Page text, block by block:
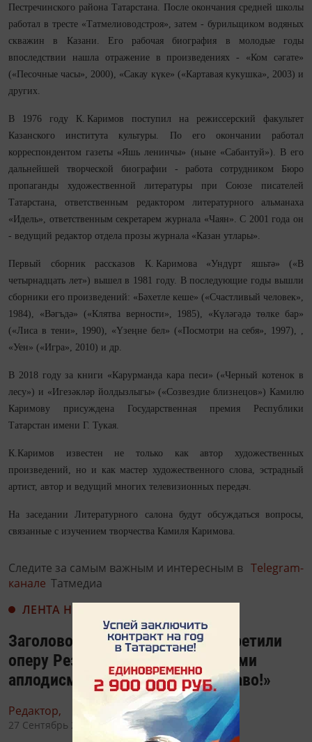
Пестречинского района Татарстана. После окончания средней школы
работал в тресте «Татмелиоводстроя», затем - бурильщиком водяных
скважин в Казани. Его рабочая биография в молодые годы
впоследствии нашла отражение в произведениях - «Ком сәгате»
(«Песочные часы», 2000), «Сакау күке» («Картавая кукушка», 2003) и
других.
В 1976 году К. Каримов поступил на режиссерский факультет
Казанского института культуры. По его окончании работал
корреспондентом газеты «Яшь ленинчы» (ныне «Сабантуй»). В его
дальнейшей творческой биографии - работа сотрудником Бюро
пропаганды художественной литературы при Союзе писателей
Татарстана, ответственным редактором литературного альманаха
«Идель», ответственным секретарем журнала «Чаян». С 2001 года он
- ведущий редактор отдела прозы журнала «Казан утлары».
Первый сборник рассказов К. Каримова «Ундүрт яшьтә» («В
четырнадцать лет») вышел в 1981 году. В последующие годы вышли
сборники его произведений: «Бәхетле кеше» («Счастливый человек»,
1984), «Вәгъдә» («Клятва верности», 1985), «Күләгәдә төлке бар»
(«Лиса в тени», 1990), «Үзеңне бел» («Посмотри на себя», 1997), ,
«Уен» («Игра», 2010) и др.
В 2018 году за книги «Карурманда кара песи» («Черный котенок в
лесу») и «Игезәкләр йолдызлыгы» («Созвездие близнецов») Камилю
Каримову присуждена Государственная премия Республики
Татарстан имени Г. Тукая.
К.Каримов известен не только как автор художественных
произведений, но и как мастер художественного слова, эстрадный
артист, автор и ведущий многих телевизионных передач.
На заседании Литературного салона будут обсуждаться вопросы,
связанные с изучением творчества Камиля Каримова.
Следите за самым важным и интересным в Telegram-
канале Татмедиа
ЛЕНТА НОВОСТЕЙ
Заголовок: Первые зрители встретили
оперу Резеды Ахияровой бурными
аплодисментами и криками «Браво!»
Редактор,
27 Сентябрь 2018 - 11:16